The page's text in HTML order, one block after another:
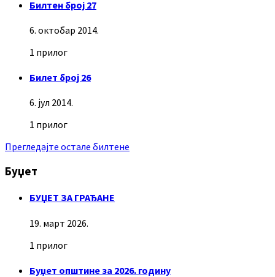
Билтен број 27
6. октобар 2014.
1 прилог
Билет број 26
6. јул 2014.
1 прилог
Прегледајте остале билтене
Буџет
БУЏЕТ ЗА ГРАЂАНЕ
19. март 2026.
1 прилог
Буџет општине за 2026. годину